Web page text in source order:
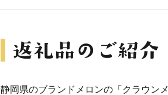
静岡県のブランドメロンの「クラウン